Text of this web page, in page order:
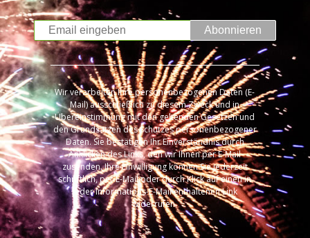
Abonnieren
Wir verarbeiten Ihre personenbezogenen Daten (E-
Mail) ausschließlich zu diesem Zweck und in
Übereinstimmung mit den geltenden Gesetzen und
den Grundsätzen des Schutzes personenbezogener
Daten. Sie bestätigen Ihr Einverständnis durch
Anklicken des Links, den wir Ihnen per E-Mail
zusenden. Ihre Einwilligung können Sie jederzeit
schriftlich, per E-Mail oder durch Klick auf einen in
jeder Informations-E-Mail enthaltenen Link
widerrufen.